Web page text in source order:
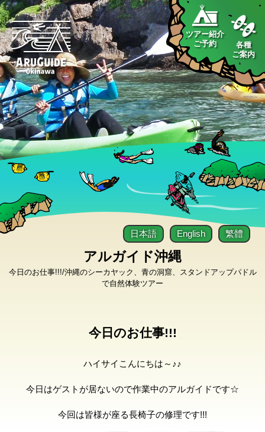
ツアー紹介
ご予約
各種
ご案内
アルガイド沖縄
今日のお仕事!!!/沖縄のシーカヤック、青の洞窟、スタンドアップパドル
で自然体験ツアー
日本語 English 繁體
今日のお仕事!!!
ハイサイこんにちは～♪♪
今日はゲストが居ないので作業中のアルガイドです☆
今回は皆様が座る長椅子の修理です!!!